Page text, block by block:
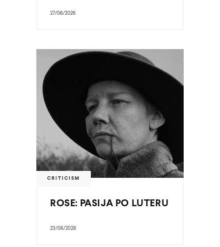
27/06/2026
CRITICISM
ROSE: PASIJA PO LUTERU
23/06/2026